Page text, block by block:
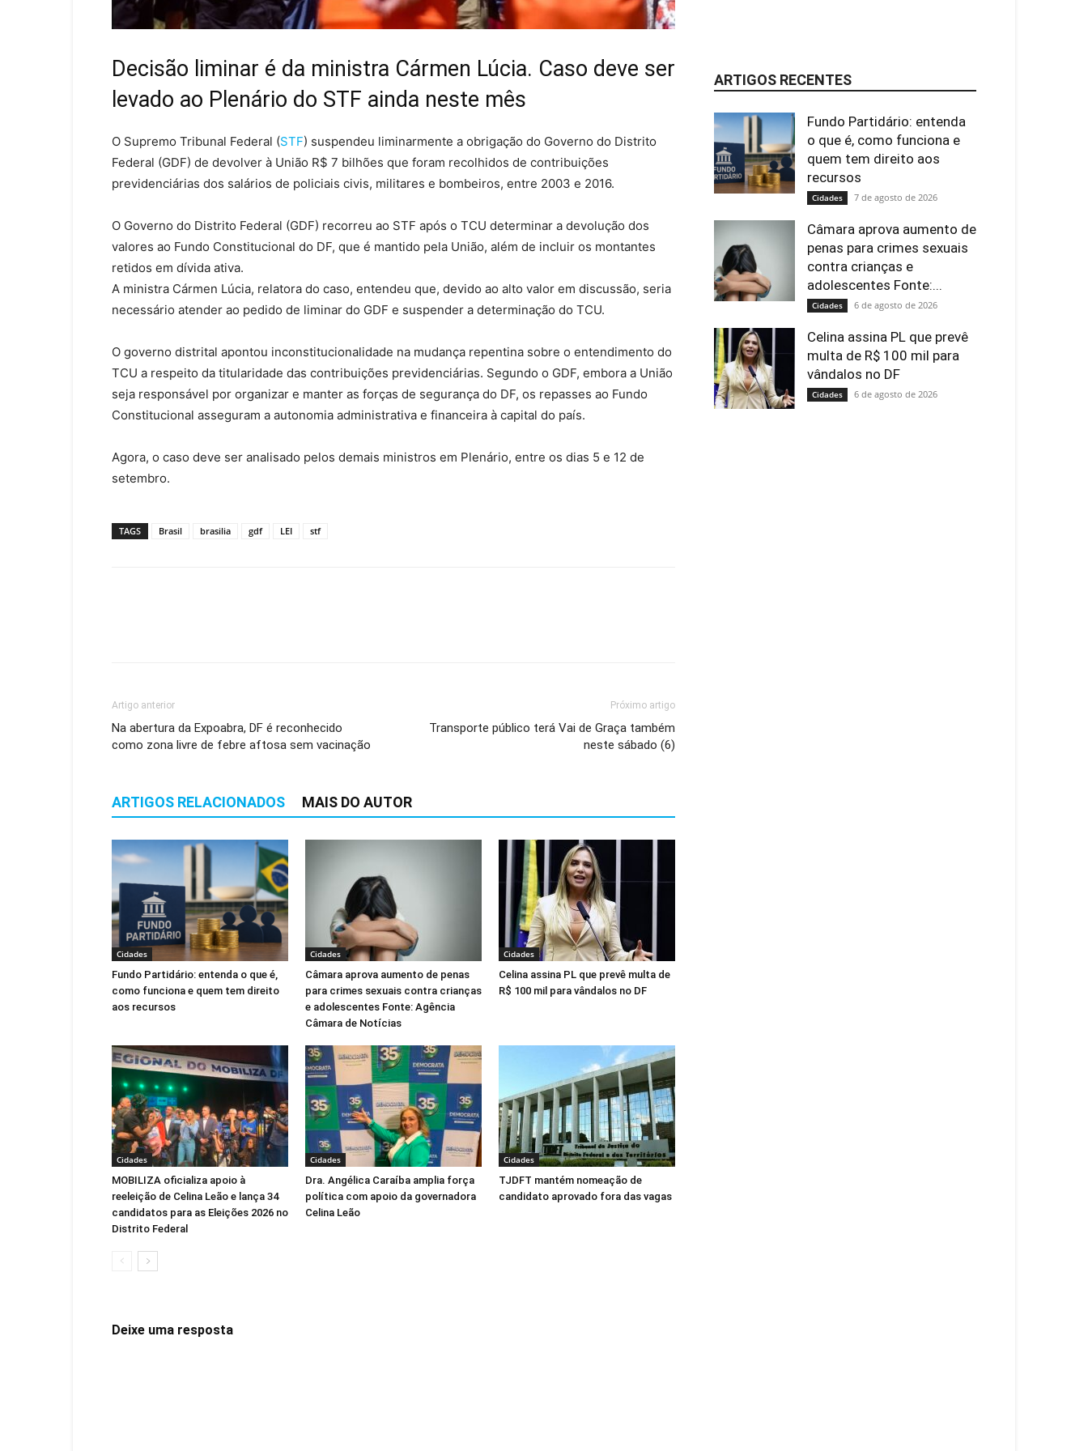
Decisão liminar é da ministra Cármen Lúcia. Caso deve ser
levado ao Plenário do STF ainda neste mês
O Supremo Tribunal Federal (STF) suspendeu liminarmente a obrigação do Governo do Distrito
Federal (GDF) de devolver à União R$ 7 bilhões que foram recolhidos de contribuições
previdenciárias dos salários de policiais civis, militares e bombeiros, entre 2003 e 2016.
O Governo do Distrito Federal (GDF) recorreu ao STF após o TCU determinar a devolução dos
valores ao Fundo Constitucional do DF, que é mantido pela União, além de incluir os montantes
retidos em dívida ativa.
A ministra Cármen Lúcia, relatora do caso, entendeu que, devido ao alto valor em discussão, seria
necessário atender ao pedido de liminar do GDF e suspender a determinação do TCU.
O governo distrital apontou inconstitucionalidade na mudança repentina sobre o entendimento do
TCU a respeito da titularidade das contribuições previdenciárias. Segundo o GDF, embora a União
seja responsável por organizar e manter as forças de segurança do DF, os repasses ao Fundo
Constitucional asseguram a autonomia administrativa e financeira à capital do país.
Agora, o caso deve ser analisado pelos demais ministros em Plenário, entre os dias 5 e 12 de
setembro.
TAGS Brasil brasilia gdf LEI stf
Artigo anterior
Na abertura da Expoabra, DF é reconhecido
como zona livre de febre aftosa sem vacinação
Próximo artigo
Transporte público terá Vai de Graça também
neste sábado (6)
ARTIGOS RELACIONADOS MAIS DO AUTOR
Cidades
Fundo Partidário: entenda o que é,
como funciona e quem tem direito
aos recursos
Cidades
Câmara aprova aumento de penas
para crimes sexuais contra crianças
e adolescentes Fonte: Agência
Câmara de Notícias
Cidades
Celina assina PL que prevê multa de
R$ 100 mil para vândalos no DF
Cidades
MOBILIZA oficializa apoio à
reeleição de Celina Leão e lança 34
candidatos para as Eleições 2026 no
Distrito Federal
Cidades
Dra. Angélica Caraíba amplia força
política com apoio da governadora
Celina Leão
Cidades
TJDFT mantém nomeação de
candidato aprovado fora das vagas
Deixe uma resposta
ARTIGOS RECENTES
Fundo Partidário: entenda
o que é, como funciona e
quem tem direito aos
recursos
Cidades 7 de agosto de 2026
Câmara aprova aumento de
penas para crimes sexuais
contra crianças e
adolescentes Fonte:...
Cidades 6 de agosto de 2026
Celina assina PL que prevê
multa de R$ 100 mil para
vândalos no DF
Cidades 6 de agosto de 2026